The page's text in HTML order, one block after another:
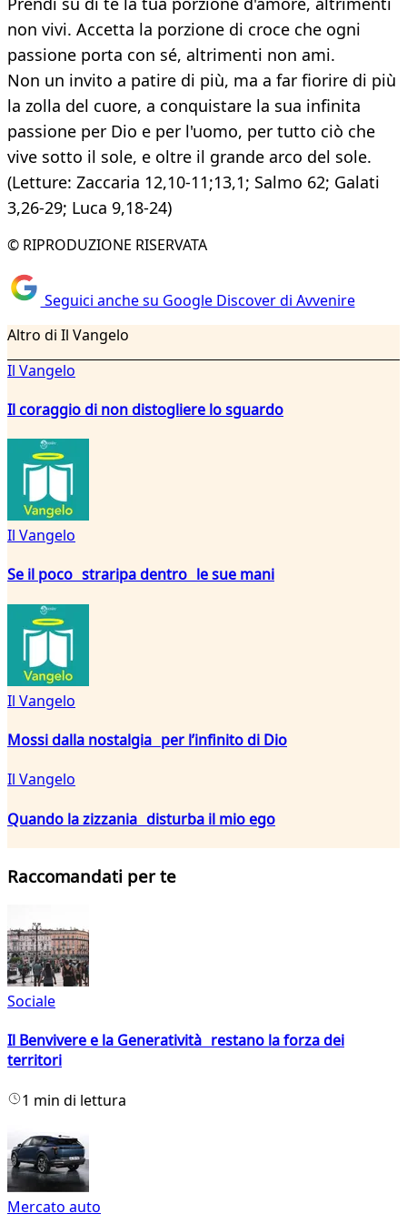
non vivi. Accetta la porzione di croce che ogni
passione porta con sé, altrimenti non ami.
Non un invito a patire di più, ma a far fiorire di più
la zolla del cuore, a conquistare la sua infinita
passione per Dio e per l'uomo, per tutto ciò che
vive sotto il sole, e oltre il grande arco del sole.
(Letture: Zaccaria 12,10-11;13,1; Salmo 62; Galati
3,26-29; Luca 9,18-24)
© RIPRODUZIONE RISERVATA
Seguici anche su Google Discover di Avvenire
Altro di Il Vangelo
Il Vangelo
Il coraggio di non distogliere lo sguardo
Il Vangelo
Se il poco straripa dentro le sue mani
Il Vangelo
Mossi dalla nostalgia per l’infinito di Dio
Il Vangelo
Quando la zizzania disturba il mio ego
Raccomandati per te
Sociale
Il Benvivere e la Generatività restano la forza dei
territori
1 min di lettura
Mercato auto